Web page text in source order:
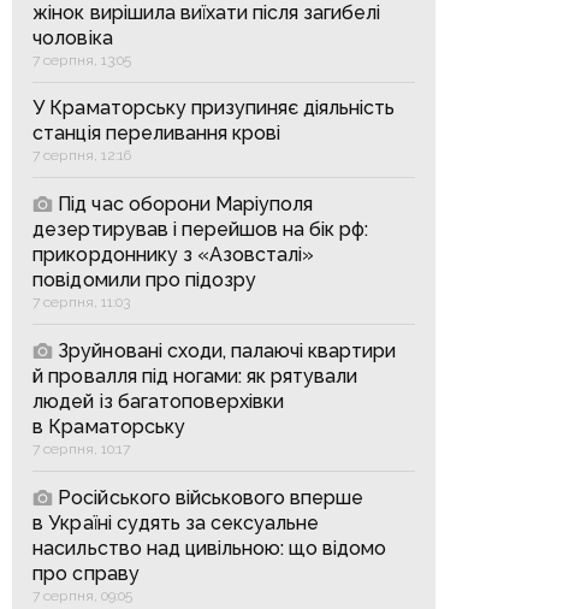
жінок вирішила виїхати після загибелі
чоловіка
7 серпня, 13:05
У Краматорську призупиняє діяльність
станція переливання крові
7 серпня, 12:16
Під час оборони Маріуполя
дезертирував і перейшов на бік рф:
прикордоннику з «Азовсталі»
повідомили про підозру
7 серпня, 11:03
Зруйновані сходи, палаючі квартири
й провалля під ногами: як рятували
людей із багатоповерхівки
в Краматорську
7 серпня, 10:17
Російського військового вперше
в Україні судять за сексуальне
насильство над цивільною: що відомо
про справу
7 серпня, 09:05